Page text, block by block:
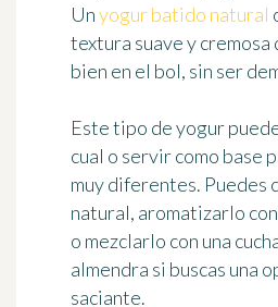
Unyogur batido natural
textura suave y cremosa
bien en el bol, sin ser
Este tipo de yogur
cual o servir como base
muy diferentes. Puedes
natural, aromatizarlo
o mezclarlo con una
almendra si buscas una
saciante.